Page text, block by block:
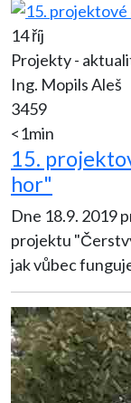
14 říj
Projekty -
Ing. Mopils Aleš
3459
<1min
15.
hor"
Dne 18.9. 2019
projektu "Čerstvý vítr z hor".
jak vůbec